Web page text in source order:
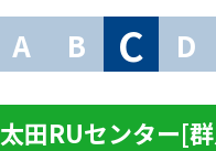
A B C D
太田RUセンター[